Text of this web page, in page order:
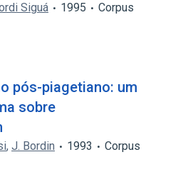
Siguá 1995
Corpus
pós-piagetiano: um
sobre
, J. Bordin 1993
Corpus